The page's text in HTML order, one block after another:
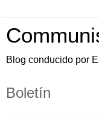
Blog conducido por
Boletín